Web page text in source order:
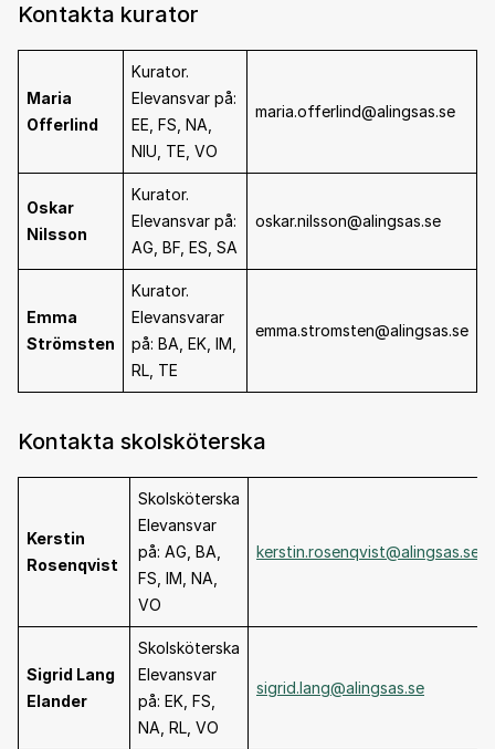
Kontakta kurator
Maria
Offerlind
Kurator.
Elevansvar på:
EE, FS, NA,
NIU, TE, VO
maria.offerlind@alingsas.se
Oskar
Nilsson
Kurator.
Elevansvar på:
AG, BF, ES, SA
oskar.nilsson@alingsas.se
Emma
Strömsten
Kurator.
Elevansvarar
på: BA, EK, IM,
RL, TE
emma.stromsten@alingsas.se
Kontakta skolsköterska
Kerstin
Rosenqvist
Skolsköterska
Elevansvar
på: AG, BA,
FS, IM, NA,
VO
kerstin.rosenqvist@alingsas.se
Sigrid Lang
Elander
Skolsköterska
Elevansvar
på: EK, FS,
NA, RL, VO
sigrid.lang@alingsas.se